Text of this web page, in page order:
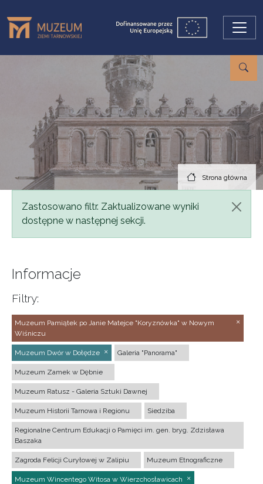
Strona główna
Komunikat
Zastosowano filtr. Zaktualizowane wyniki
dostępne w następnej sekcji.
Informacje
Filtry:
Muzeum Pamiątek po Janie Matejce "Koryznówka" w Nowym
Wiśniczu
Muzeum Dwór w Dołędze Galeria "Panorama"
Muzeum Zamek w Dębnie
Muzeum Ratusz - Galeria Sztuki Dawnej
Muzeum Historii Tarnowa i Regionu Siedziba
Regionalne Centrum Edukacji o Pamięci im. gen. bryg. Zdzisława
Baszaka
Zagroda Felicji Curyłowej w Zalipiu Muzeum Etnograficzne
Muzeum Wincentego Witosa w Wierzchosławicach